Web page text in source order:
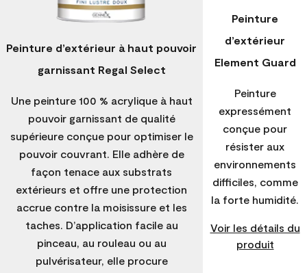
Peinture d’extérieur à haut pouvoir
garnissant Regal Select
Une peinture 100 % acrylique à haut
pouvoir garnissant de qualité
supérieure conçue pour optimiser le
pouvoir couvrant. Elle adhère de
façon tenace aux substrats
extérieurs et offre une protection
accrue contre la moisissure et les
taches. D’application facile au
pinceau, au rouleau ou au
pulvérisateur, elle procure
Peinture
d’extérieur
Element Guard
Peinture
expressément
conçue pour
résister aux
environnements
difficiles, comme
la forte humidité.
Voir les détails du
produit